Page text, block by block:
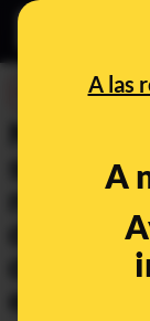
A las
A
No hay
de
de la
en 2011